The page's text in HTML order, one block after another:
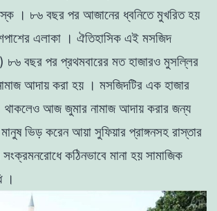
। ৮৬ বছর পর আজানের ধ্বনিতে মুখরিত হয়
এলাকা । ঐতিহাসিক এই মসজিদ
বছর পর প্রথমবারের মত হাজারও মুসল্লির
আদায় করা হয় । মসজিদটির এক হাজার
থাকলেও আজ জুমার নামাজ আদায় করার জন্য
ভিড় করেন আয়া সুফিয়ার প্রাঙ্গনসহ রাস্তার
কঠিনভাবে মানা হয় সামাজিক
।